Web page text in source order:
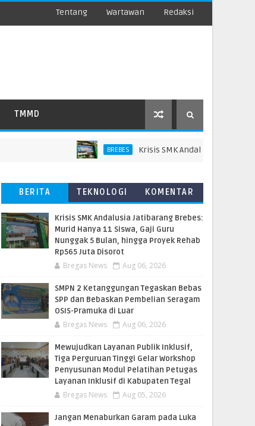
Tentang Wartawan Redaksi
TMMD
BREBES Krisis SMK Andalusia Jatibarang
BERITA
TERBARU
TEKNOLOGI
KOMENTAR
Krisis SMK Andalusia Jatibarang Brebes:
Murid Hanya 11 Siswa, Gaji Guru
Nunggak 5 Bulan, hingga Proyek Rehab
Rp565 Juta Disorot
Bregas News Aug 06, 2026
SMPN 2 Ketanggungan Tegaskan Bebas
SPP dan Bebaskan Pembelian Seragam
OSIS-Pramuka di Luar
Bregas News Aug 06, 2026
​Mewujudkan Layanan Publik Inklusif,
Tiga Perguruan Tinggi Gelar Workshop
Penyusunan Modul Pelatihan Petugas
Layanan Inklusif di Kabupaten Tegal
Bregas News Aug 05, 2026
Jangan Menaburkan Garam pada Luka